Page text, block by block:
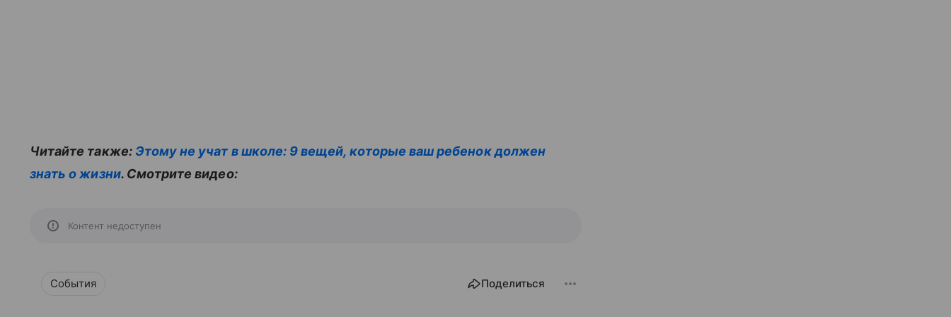
Читайте также: Этому не учат в школе: 9 вещей, которые ваш ребенок должен
знать о жизни. Смотрите видео:
Контент недоступен
События Поделиться